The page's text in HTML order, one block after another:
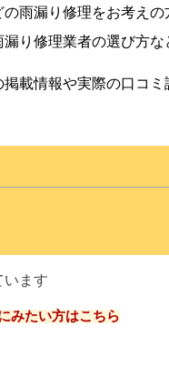
雨漏り修理をお考え
り修理業者の選び方な
載情報や実際の口コ
ます
みたい方はこちら